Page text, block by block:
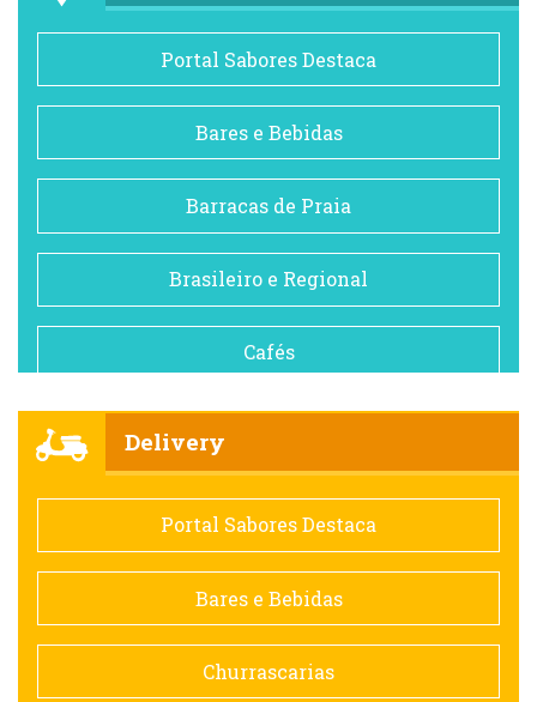
Portal Sabores Destaca
Bares e Bebidas
Barracas de Praia
Brasileiro e Regional
Cafés
Comida saudável
Contemporânea
Doceria
Delivery
Portal Sabores Destaca
Bares e Bebidas
Churrascarias